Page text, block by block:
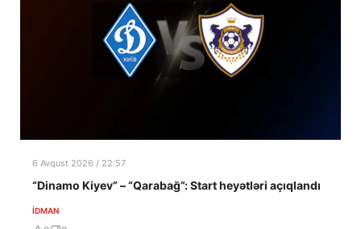
6 Avqust 2026 / 22:57
“Dinamo Kiyev” – “Qarabağ”: Start heyətləri açıqlandı
İDMAN